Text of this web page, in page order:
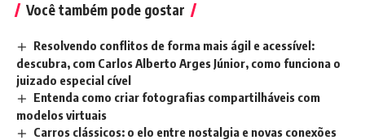
Você também pode gostar
Resolvendo conflitos de forma mais ágil e acessível:
descubra, com Carlos Alberto Arges Júnior, como funciona o
juizado especial cível
Entenda como criar fotografias compartilháveis com
modelos virtuais
Carros clássicos: o elo entre nostalgia e novas conexões